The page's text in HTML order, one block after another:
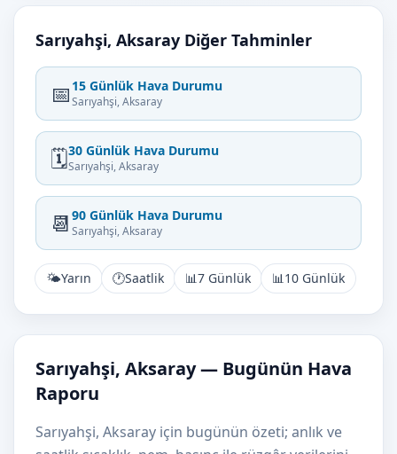
Sarıyahşi, Aksaray Diğer Tahminler
📅 15 Günlük Hava Durumu
Sarıyahşi, Aksaray
🗓️30 Günlük Hava Durumu
Sarıyahşi, Aksaray
📆 90 Günlük Hava Durumu
Sarıyahşi, Aksaray
🌤️Yarın 🕐Saatlik 📊7 Günlük 📊10 Günlük
Sarıyahşi, Aksaray — Bugünün Hava
Raporu
Sarıyahşi, Aksaray için bugünün özeti; anlık ve